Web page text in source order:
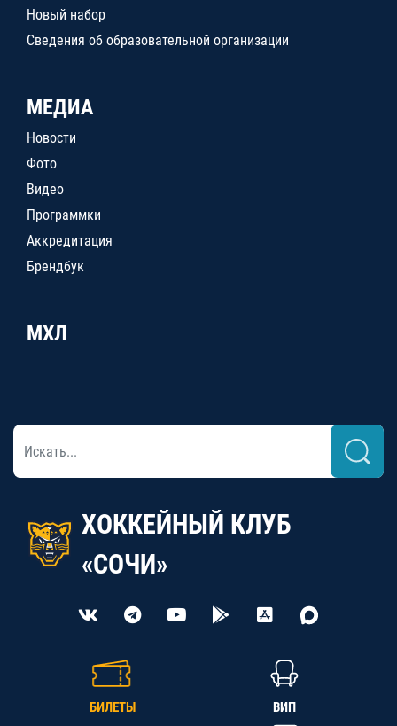
Новый набор
Сведения об образовательной организации
МЕДИА
Новости
Фото
Видео
Программки
Аккредитация
Брендбук
МХЛ
ХОККЕЙНЫЙ КЛУБ
«СОЧИ»
БИЛЕТЫ ВИП